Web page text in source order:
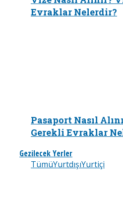
Evraklar Nelerdir?
Pasaport Nasıl
Gerekli Evraklar
Gezilecek Yerler
TümüYurtdışıYurtiçi